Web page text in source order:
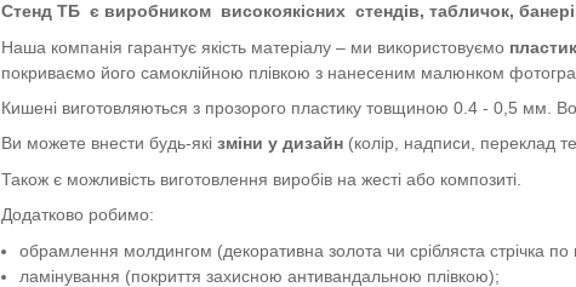
Стенд ТБ є виробником високоякісних стендів, табличок,
Наша компанія гарантує якість матеріалу – ми використовуємо пластик
покриваємо його самоклійною плівкою з нанесеним малюнком
Кишені виготовляються з прозорого пластику товщиною 0.4 - 0,5 мм.
Ви можете внести будь-які зміни у дизайн (колір, надписи, переклад
Також є можливість виготовлення виробів на жесті або композиті.
Додатково робимо:
обрамлення молдингом (декоративна золота чи срібляста стрічка
ламінування (покриття захисною антивандальною плівкою);